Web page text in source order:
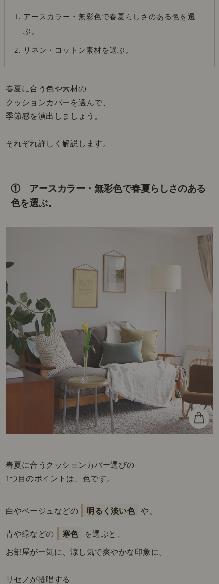
アースカラー・無彩色で春夏らしさのある色を選
ぶ。
リネン・コットン素材を選ぶ。
春夏に合う色や素材の
クッションカバーを選んで、
季節感を演出しましょう。
それぞれ詳しく解説します。
① アースカラー・無彩色で春夏らしさのある
色を選ぶ。
春夏に合うクッションカバー選びの
1つ目のポイントは、色です。
白やベージュなどの 明るく淡い色 や、
青や緑などの 寒色 を選ぶと、
お部屋が一気に、涼し気で爽やかな印象に。
リセノが提唱する